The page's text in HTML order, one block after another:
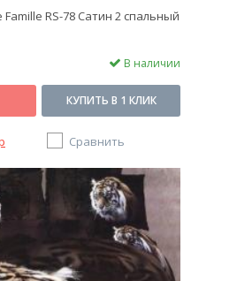
RS-78 Сатин 2 спальный
В наличии
КУПИТЬ В 1 КЛИК
Сравнить